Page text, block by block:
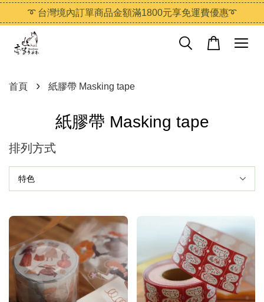
➰ 台灣境內訂單商品金額滿1800元享免運費優惠➰
首頁 › 紙膠帶 Masking tape
紙膠帶 Masking tape
排列方式